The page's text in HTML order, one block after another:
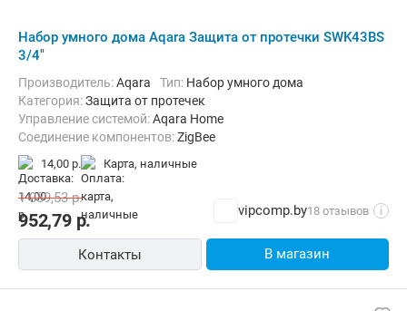
Набор умного дома Aqara Защита от протечки SWK43BS
3/4"
Производитель:Aqara Тип: Набор умного дома
Категория:Защита от протечек
Управление системой:Aqara Home
Соединение компонентов:ZigBee
14,00 р. карта, наличные
952,79р.
1 039,53р.
vipcomp.by18 отзывов i
Контакты В магазин